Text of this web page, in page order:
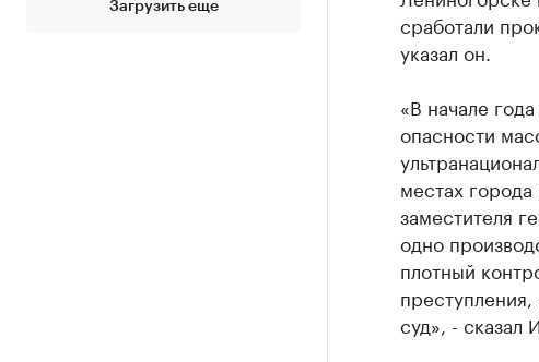
Загрузить еще
сработали
указал он.
«В начале
опасности
местах
заместителя
одно
плотный
суд», - сказал